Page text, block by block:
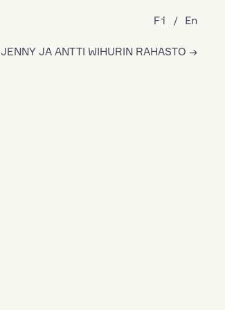
JENNY JA ANTTI WIHURIN RAHASTO
Fi En